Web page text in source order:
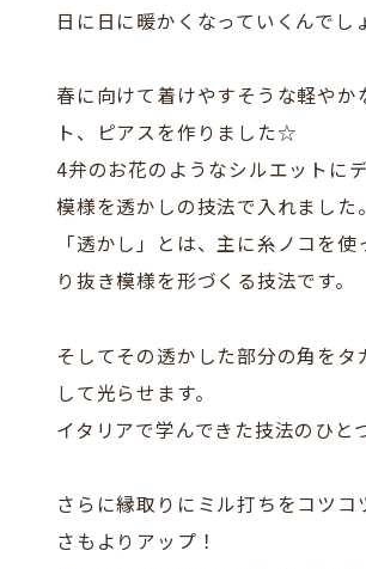
日に日に暖かくなっていくんでし
春に向けて着けやすそうな軽やか
ト、ピアスを作りました☆
4弁のお花のようなシルエットに
模様を透かしの技法で入れました。
「透かし」とは、主に糸ノコを使
り抜き模様を形づくる技法です。
そしてその透かした部分の角をタ
して光らせます。
イタリアで学んできた技法のひと
さらに縁取りにミル打ちをコツコ
さもよりアップ！